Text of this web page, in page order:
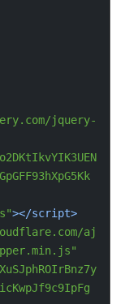
jquery-
></script>
aj